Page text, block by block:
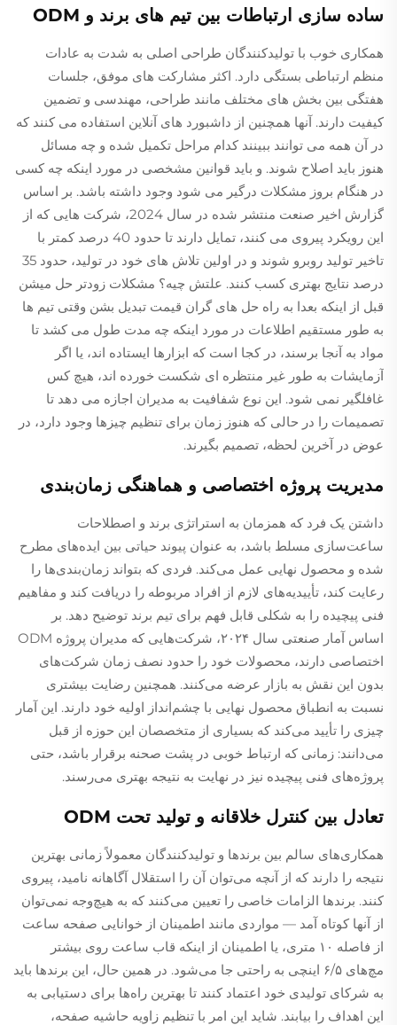
ساده سازی ارتباطات بین تیم های برند و ODM
همکاری خوب با تولیدکنندگان طراحی اصلی به شدت به عادات
منظم ارتباطی بستگی دارد. اکثر مشارکت های موفق، جلسات
هفتگی بین بخش های مختلف مانند طراحی، مهندسی و تضمین
کیفیت دارند. آنها همچنین از داشبورد های آنلاین استفاده می کنند که
در آن همه می توانند ببینند کدام مراحل تکمیل شده و چه مسائل
هنوز باید اصلاح شوند. و باید قوانین مشخصی در مورد اینکه چه کسی
در هنگام بروز مشکلات درگیر می شود وجود داشته باشد. بر اساس
گزارش اخیر صنعت منتشر شده در سال 2024، شرکت هایی که از
این رویکرد پیروی می کنند، تمایل دارند تا حدود 40 درصد کمتر با
تاخیر تولید روبرو شوند و در اولین تلاش های خود در تولید، حدود 35
درصد نتایج بهتری کسب کنند. علتش چیه؟ مشکلات زودتر حل میشن
قبل از اینکه بعدا به راه حل های گران قیمت تبدیل بشن وقتی تیم ها
به طور مستقیم اطلاعات در مورد اینکه چه مدت طول می کشد تا
مواد به آنجا برسند، در کجا است که ابزارها ایستاده اند، یا اگر
آزمایشات به طور غیر منتظره ای شکست خورده اند، هیچ کس
غافلگیر نمی شود. این نوع شفافیت به مدیران اجازه می دهد تا
تصمیمات را در حالی که هنوز زمان برای تنظیم چیزها وجود دارد، در
عوض در آخرین لحظه، تصمیم بگیرند.
مدیریت پروژه اختصاصی و هماهنگی زمان‌بندی
داشتن یک فرد که همزمان به استراتژی برند و اصطلاحات
ساعت‌سازی مسلط باشد، به عنوان پیوند حیاتی بین ایده‌های مطرح
شده و محصول نهایی عمل می‌کند. فردی که بتواند زمان‌بندی‌ها را
رعایت کند، تأییدیه‌های لازم از افراد مربوطه را دریافت کند و مفاهیم
فنی پیچیده را به شکلی قابل فهم برای تیم برند توضیح دهد. بر
اساس آمار صنعتی سال ۲۰۲۴، شرکت‌هایی که مدیران پروژه ODM
اختصاصی دارند، محصولات خود را حدود نصف زمان شرکت‌های
بدون این نقش به بازار عرضه می‌کنند. همچنین رضایت بیشتری
نسبت به انطباق محصول نهایی با چشم‌انداز اولیه خود دارند. این آمار
چیزی را تأیید می‌کند که بسیاری از متخصصان این حوزه از قبل
می‌دانند: زمانی که ارتباط خوبی در پشت صحنه برقرار باشد، حتی
پروژه‌های فنی پیچیده نیز در نهایت به نتیجه بهتری می‌رسند.
تعادل بین کنترل خلاقانه و تولید تحت ODM
همکاری‌های سالم بین برندها و تولیدکنندگان معمولاً زمانی بهترین
نتیجه را دارند که از آنچه می‌توان آن را استقلال آگاهانه نامید، پیروی
کنند. برندها الزامات خاصی را تعیین می‌کنند که به هیچ‌وجه نمی‌توان
از آنها کوتاه آمد — مواردی مانند اطمینان از خوانایی صفحه ساعت
از فاصله ۱۰ متری، یا اطمینان از اینکه قاب ساعت روی بیشتر
مچ‌های ۶/۵ اینچی به راحتی جا می‌شود. در همین حال، این برندها باید
به شرکای تولیدی خود اعتماد کنند تا بهترین راه‌ها برای دستیابی به
این اهداف را بیابند. شاید این امر با تنظیم زاویه حاشیه صفحه،